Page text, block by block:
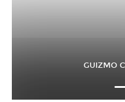
GUIZMO